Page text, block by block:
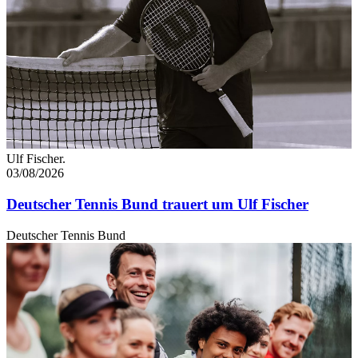
Ulf Fischer.
03/08/2026
Deutscher Tennis Bund trauert um Ulf Fischer
Deutscher Tennis Bund